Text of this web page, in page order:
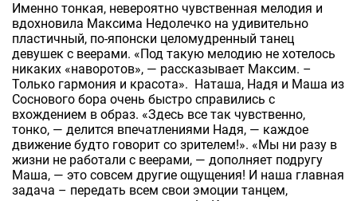
Именно тонкая, невероятно чувственная мелодия и
вдохновила Максима Недолечко на удивительно
пластичный, по-японски целомудренный танец
девушек с веерами. «Под такую мелодию не хотелось
никаких «наворотов», — рассказывает Максим. –
Только гармония и красота». Наташа, Надя и Маша из
Соснового бора очень быстро справились с
вхождением в образ. «Здесь все так чувственно,
тонко, — делится впечатлениями Надя, — каждое
движение будто говорит со зрителем!». «Мы ни разу в
жизни не работали с веерами, — дополняет подругу
Маша, — это совсем другие ощущения! И наша главная
задача – передать всем свои эмоции танцем,